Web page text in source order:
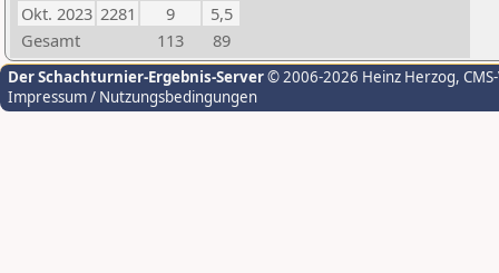
Okt. 2023 2281 9
5,5
Gesamt
113 89
Der Schachturnier-Ergebnis-Server© 2006-2026 Heinz Herzog,
Impressum / Nutzungsbedingungen